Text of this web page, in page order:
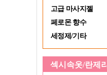
고급 마사지젤
페로몬 향수
세정제/기타
섹시속옷/란제리